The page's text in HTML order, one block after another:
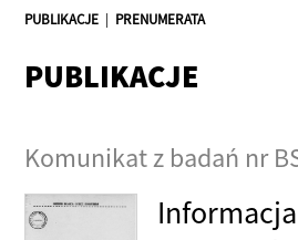
PUBLIKACJE | PRENUMERATA
PUBLIKACJE
Komunikat z badań nr